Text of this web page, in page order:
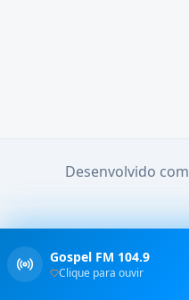
Desenvolvido com
Gospel FM 104.9
Clique para ouvir